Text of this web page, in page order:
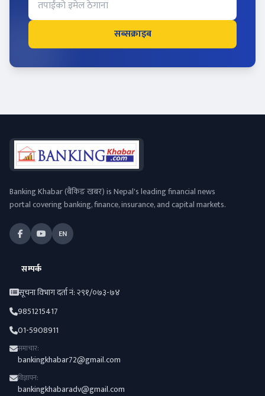
सब्सक्राइब
Banking Khabar (बैंकिङ खबर) is Nepal's leading financial news
portal covering banking, finance, insurance, and capital markets.
EN
सम्पर्क
सूचना विभाग दर्ता नं: २९१/०७३-७४
9851215417
01-5908911
समाचार:
bankingkhabar72@gmail.com
विज्ञापन:
bankingkhabaradv@gmail.com